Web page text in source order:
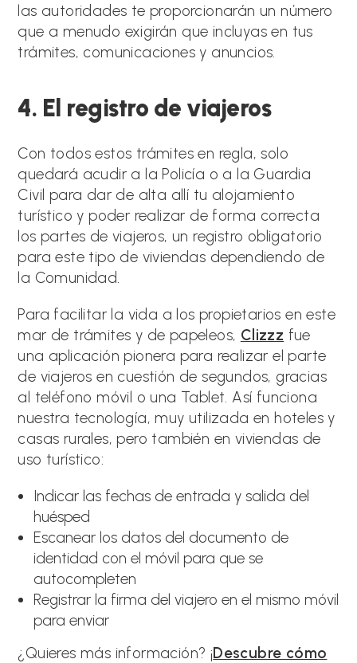
las autoridades te proporcionarán un número
que a menudo exigirán que incluyas en tus
trámites, comunicaciones y anuncios.
4. El registro de viajeros
Con todos estos trámites en regla, solo
quedará acudir a la Policía o a la Guardia
Civil para dar de alta allí tu alojamiento
turístico y poder realizar de forma correcta
los partes de viajeros, un registro obligatorio
para este tipo de viviendas dependiendo de
la Comunidad.
Para facilitar la vida a los propietarios en este
mar de trámites y de papeleos, Clizzz fue
una aplicación pionera para realizar el parte
de viajeros en cuestión de segundos, gracias
al teléfono móvil o una Tablet. Así funciona
nuestra tecnología, muy utilizada en hoteles y
casas rurales, pero también en viviendas de
uso turístico:
Indicar las fechas de entrada y salida del
huésped
Escanear los datos del documento de
identidad con el móvil para que se
autocompleten
Registrar la firma del viajero en el mismo móvil
para enviar
¿Quieres más información? ¡Descubre cómo